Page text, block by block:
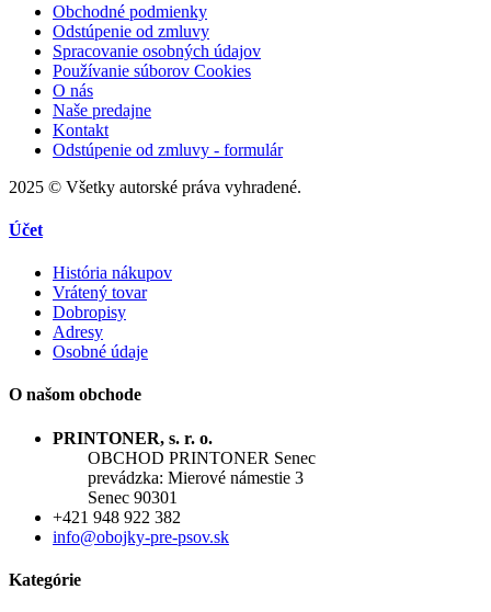
Obchodné podmienky
Odstúpenie od zmluvy
Spracovanie osobných údajov
Používanie súborov Cookies
O nás
Naše predajne
Kontakt
Odstúpenie od zmluvy - formulár
2025 © Všetky autorské práva vyhradené.
Účet
História nákupov
Vrátený tovar
Dobropisy
Adresy
Osobné údaje
O našom obchode
PRINTONER, s. r. o.
OBCHOD PRINTONER Senec
prevádzka: Mierové námestie 3
Senec 90301
+421 948 922 382
info@obojky-pre-psov.sk
Kategórie